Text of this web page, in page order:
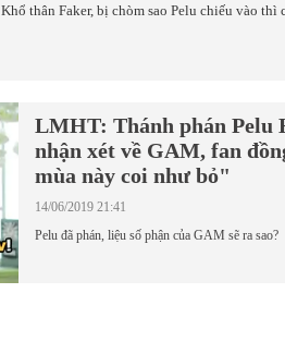
Khổ thân Faker, bị chòm sao Pelu chiếu vào thì
LMHT: Thánh phán Pelu
nhận xét về GAM, fan
mùa này coi như bỏ"
14/06/2019 21:41
Pelu đã phán, liệu số phận của GAM sẽ ra sao?